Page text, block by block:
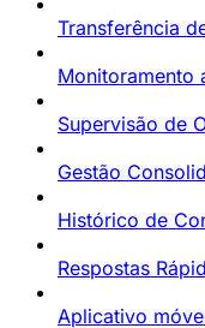
Transferência
Monitoramento
Supervisão de
Gestão
Histórico de
Respostas
Aplicativo